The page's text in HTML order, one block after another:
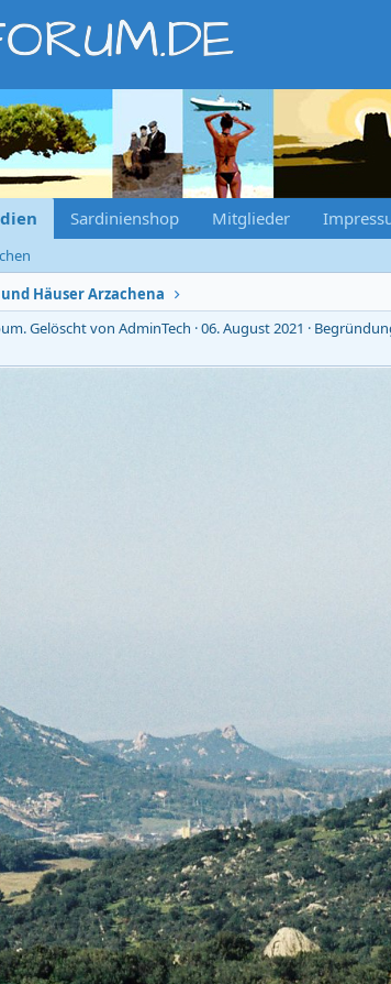
Sardinienshop Mitglieder
Häuser Arzachena
Gelöscht von AdminTech 06. August 2021